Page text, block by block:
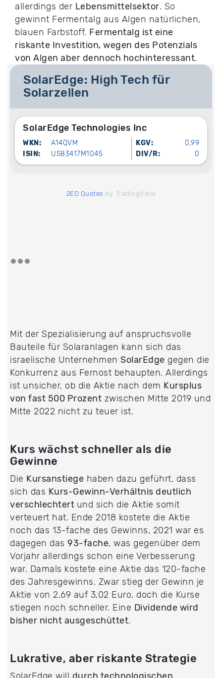
allerdings der Lebensmittelsektor. So
gewinnt Fermentalg aus Algen natürlichen,
blauen Farbstoff. Fermentalg ist eine
riskante Investition, wegen des Potenzials
von Algen aber dennoch hochinteressant.
SolarEdge: High Tech für
Solarzellen
SolarEdge Technologies Inc
WKN: A14QVM KGV:
0,99
ISIN:
US83417M1045 DIV/R: 0
2ED Quotes by TradingView
Mit der Spezialisierung auf anspruchsvolle
Bauteile für Solaranlagen kann sich das
israelische Unternehmen SolarEdge gegen die
Konkurrenz aus Fernost behaupten. Allerdings
ist unsicher, ob die Aktie nach dem Kursplus
von fast 500 Prozent zwischen Mitte 2019 und
Mitte 2022 nicht zu teuer ist.
Kurs wächst schneller als die
Gewinne
Die Kursanstiege haben dazu geführt, dass
sich das Kurs-Gewinn-Verhältnis deutlich
verschlechtert und sich die Aktie somit
verteuert hat. Ende 2018 kostete die Aktie
noch das 13-fache des Gewinns, 2021 war es
dagegen das 93-fache, was gegenüber dem
Vorjahr allerdings schon eine Verbesserung
war. Damals kostete eine Aktie das 120-fache
des Jahresgewinns. Zwar stieg der Gewinn je
Aktie von 2,69 auf 3,02 Euro, doch die Kurse
stiegen noch schneller. Eine Dividende wird
bisher nicht ausgeschüttet.
Lukrative, aber riskante Strategie